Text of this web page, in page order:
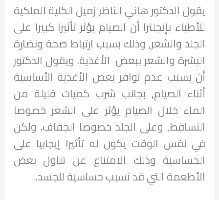
يقول الدكتور هاني الناظر زميل الكلية الملكية
للأطباء بإنجلترا أن الصيام يؤثر تأثيرا كبيرا على
الجلد والشعر, وذلك بسبب ارتباط صحة ونضارة
البشرة والشعر ببعض الأغذية. ويقول الدكتور
أن بسبب عدم توافر بعض الأغذية الأساسية
أثناء الصيام, بجانب شرب كميات قليلة من
الماء خلال الصيام يؤثر على الشعر خصوصا
التساقط, وعلى الجلد خصوصا الجفاف. ولكن
في نفس الوقت يكون له تأثيرا إيجابيا على
الحساسية وذلك الامتناع عن تناول بعض
الأطعمة التي قد تسبب حساسية للجسد.